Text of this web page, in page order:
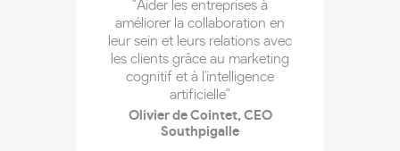
"Aider les entreprises à
améliorer la collaboration en
leur sein et leurs relations avec
les clients grâce au marketing
cognitif et à l'intelligence
artificielle"
Olivier de Cointet, CEO
Southpigalle